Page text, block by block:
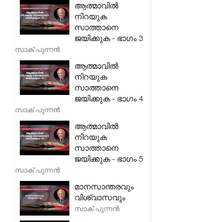
ആത്മാവിൽ
നിറയുക
സാത്താനെ
ജയിക്കുക - ഭാഗം 3
സാക് പുന്നൻ
ആത്മാവിൽ
നിറയുക
സാത്താനെ
ജയിക്കുക - ഭാഗം 4
സാക് പുന്നൻ
ആത്മാവിൽ
നിറയുക
സാത്താനെ
ജയിക്കുക - ഭാഗം 5
സാക് പുന്നൻ
മാനസാന്തരവും
വിശ്വാസവും
സാക് പുന്നൻ